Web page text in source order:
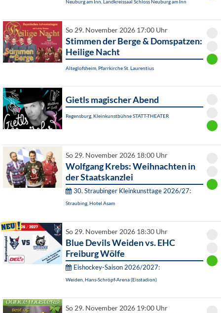
Neuburg am Inn, Landkreissaal Schloss Neuburg am Inn
So 29. November 2026 17:00 Uhr
Stimmen der Berge & Domspatzen:
Heilige Nacht
Alteglofsheim, Pfarrkirche St. Laurentius
Gietls magischer Abend
Regensburg, Kleinkunstbühne STATT-THEATER
So 29. November 2026 18:00 Uhr
Wolfgang Krebs: Weihnachten in
der Staatskanzlei
30. Straubinger Kleinkunsttage 2026/27:
Straubing, Hotel Asam
So 29. November 2026 18:30 Uhr
Blue Devils Weiden vs. EHC
Freiburg Wölfe
Eishockey-Saison 2026/2027:
Weiden, Hans-Schröpf-Arena (Eisstadion)
So 29. November 2026 19:00 Uhr